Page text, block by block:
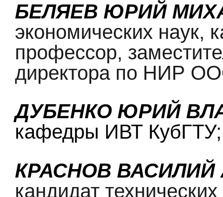
БЕЛЯЕВ ЮРИЙ
экономических наук,
профессор,
директора по НИР
ДУБЕНКО ЮРИЙ
кафедры ИВТ КубГТУ;
КРАСНОВ
кандидат